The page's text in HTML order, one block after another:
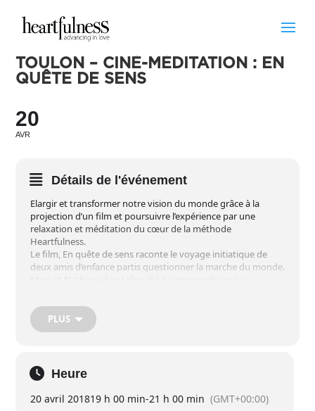
TOULON – CINÉ-MÉDITATION : EN
QUÊTE DE SENS
20
AVR
Détails de l'événement
Elargir et transformer notre vision du monde grâce à la
projection d’un film et poursuivre l’expérience par une
relaxation et méditation du cœur de la méthode
Heartfulness.
Le film, En quête de sens raconte le voyage initiatique de
deux amis d’enfance partis questionner la marche du monde.
le changement. En rapprochant les messages d’un biologiste
cellulaire, d’un jardinier urbain, d’un chaman itinérant ou
encore d’une cantatrice présidente d’ONG, Marc et
Contacts :
Entrée libre
PLUS
Heure
20 avril 201819 h 00 min-21 h 00 min (GMT+00:00)